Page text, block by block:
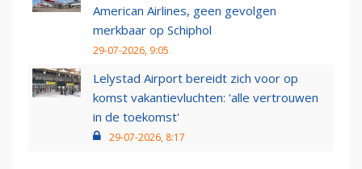
American Airlines, geen gevolgen
merkbaar op Schiphol
29-07-2026, 9:05
Lelystad Airport bereidt zich voor op
komst vakantievluchten: 'alle vertrouwen
in de toekomst'
29-07-2026, 8:17